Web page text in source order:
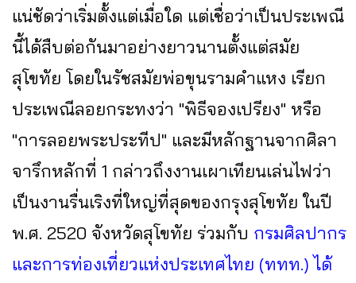
แน่ชัดว่าเริ่มตั้งแต่เมื่อใด แต่เชื่อว่าเป็นประเพณี
นี้ได้สืบต่อกันมาอย่างยาวนานตั้งแต่สมัย
สุโขทัย โดยในรัชสมัยพ่อขุนรามคำแหง เรียก
ประเพณีลอยกระทงว่า "พิธีจองเปรียง" หรือ
"การลอยพระประทีป" และมีหลักฐานจากศิลา
จารึกหลักที่ 1 กล่าวถึงงานเผาเทียนเล่นไฟว่า
เป็นงานรื่นเริงที่ใหญ่ที่สุดของกรุงสุโขทัย ในปี
พ.ศ. 2520 จังหวัดสุโขทัย ร่วมกับ กรมศิลปากร
และการท่องเที่ยวแห่งประเทศไทย (ททท.) ได้